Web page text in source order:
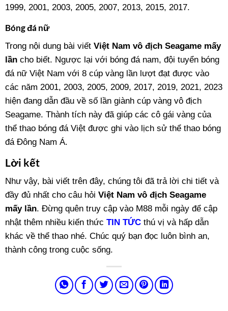
1999, 2001, 2003, 2005, 2007, 2013, 2015, 2017.
Bóng đá nữ
Trong nội dung bài viết Việt Nam vô địch Seagame mấy
lần cho biết. Ngược lại với bóng đá nam, đội tuyển bóng
đá nữ Việt Nam với 8 cúp vàng lần lượt đạt được vào
các năm 2001, 2003, 2005, 2009, 2017, 2019, 2021, 2023
hiện đang dẫn đầu về số lần giành cúp vàng vô địch
Seagame. Thành tích này đã giúp các cô gái vàng của
thể thao bóng đá Việt được ghi vào lịch sử thể thao bóng
đá Đông Nam Á.
Lời kết
Như vậy, bài viết trên đây, chúng tôi đã trả lời chi tiết và
đầy đủ nhất cho câu hỏi Việt Nam vô địch Seagame
mấy lần. Đừng quên truy cập vào M88 mỗi ngày để cập
nhật thêm nhiều kiến thức TIN TỨC thú vị và hấp dẫn
khác về thể thao nhé. Chúc quý bạn đọc luôn bình an,
thành công trong cuộc sống.